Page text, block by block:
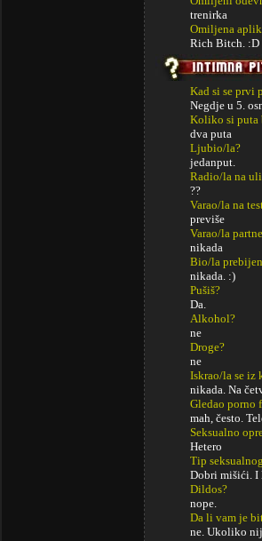
trenirka
Omiljena
Rich Bitch. :D
Kad si se prvi
Negdje u 5.
Koliko si puta
dva puta
Ljubio/la?
jedanput.
Radio/la na
??
Varao/la na
previše
Varao/la
nikada
Bio/la
nikada. :)
Pušiš?
Da.
Alkohol?
ne
Droge?
ne
Iskrao/la se iz
nikada. Na
Gledao porno
mah, često.
Seksualno
Hetero
Tip
Dobri mišići. I
Dildos?
nope.
Da li vam je
ne. Ukoliko